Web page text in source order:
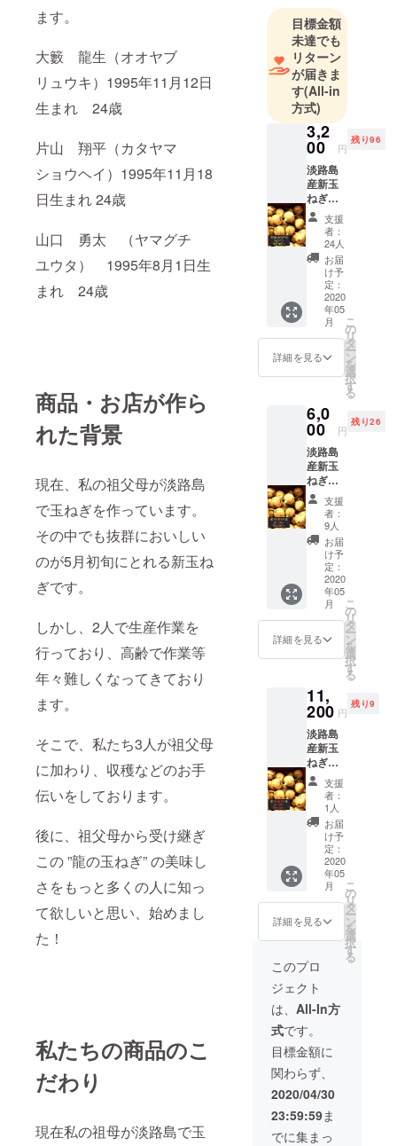
ます。
大籔 龍生（オオヤブ
リュウキ）1995年11月12日
生まれ 24歳
片山 翔平（カタヤマ
ショウヘイ）1995年11月18
日生まれ 24歳
山口 勇太 （ヤマグチ
ユウタ） 1995年8月1日生
まれ 24歳
商品・お店が作ら
れた背景
現在、私の祖父母が淡路島
で玉ねぎを作っています。
その中でも抜群においしい
のが5月初旬にとれる新玉ね
ぎです。
しかし、2人で生産作業を
行っており、高齢で作業等
年々難しくなってきており
ます。
そこで、私たち3人が祖父母
に加わり、収穫などのお手
伝いをしております。
後に、祖父母から受け継ぎ
この ”龍の玉ねぎ” の美味し
さをもっと多くの人に知っ
て欲しいと思い、始めまし
た！
私たちの商品のこ
だわり
現在私の祖母が淡路島で玉
目標金額
未達でも
リターン
が届きま
す(All-in
方式)
3,2
00 円
残り96
淡路島
産新玉
ねぎ
（龍の
玉ね
ぎ）5㎏
コース
生産状
況によ
り限定
120ケー
スとさ
せて頂
きま
す。 1
ケース
は、約
15個程
入って
いま
す。 ※
送料
1100円
込みの
価格と
なって
いま
す。
支援
者：
24人
お届
け予
定：
2020
年05
月
詳細を見る
こ
の
リ
タ
ー
ン
を
選
択
す
る
6,0
00 円
残り26
淡路島
産新玉
ねぎ
（龍の
玉ね
ぎ）10
㎏コー
ス 生産
状況に
より限
定35
ケース
とさせ
て頂き
ます。
1ケース
は、約
30個程
入って
いま
す。 ※
送料
1450円
込みの
価格と
なって
いま
す。
支援
者：
9人
お届
け予
定：
2020
年05
月
詳細を見る
こ
の
リ
タ
ー
ン
を
選
択
す
る
11,
200 円
残り9
淡路島
産新玉
ねぎ
（龍の
玉ね
ぎ）20
㎏コー
ス 生産
状況に
より限
定10個
とさせ
て頂き
ます。
1ケース
の個数
は、約
60個程
です。
※送料
1900円
込みの
価格と
なって
いま
す。
支援
者：
1人
お届
け予
定：
2020
年05
月
詳細を見る
こ
の
リ
タ
ー
ン
を
選
択
す
る
このプロ
ジェクト
は、 All-In方
式です。
目標金額に
関わらず、
2020/04/30
23:59:59ま
でに集まっ